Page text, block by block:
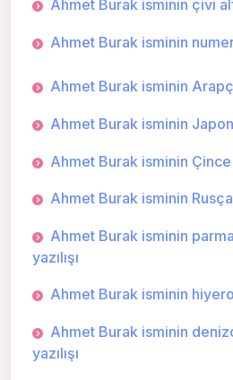
Ahmet Burak isminin çivi
Ahmet Burak isminin
Ahmet Burak isminin
Ahmet Burak isminin
Ahmet Burak isminin Çince
Ahmet Burak isminin Rusça
Ahmet Burak isminin
yazılışı
Ahmet Burak isminin
Ahmet Burak isminin
yazılışı